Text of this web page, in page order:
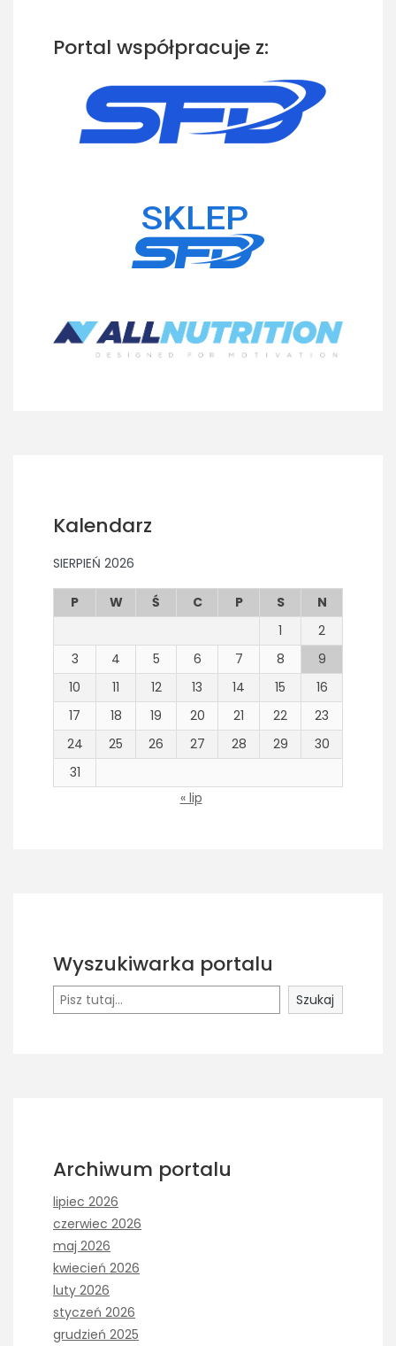
Portal współpracuje z:
Kalendarz
SIERPIEŃ 2026
P W Ś C P S
N
1
2
3
4 5 6 7 8
9
10
11 12 13 14 15
16
17
18 19 20 21 22
23
24
25 26 27 28 29
30
31
« lip
Wyszukiwarka portalu
Szukaj Szukaj
Archiwum portalu
lipiec 2026
czerwiec 2026
maj 2026
kwiecień 2026
luty 2026
styczeń 2026
grudzień 2025